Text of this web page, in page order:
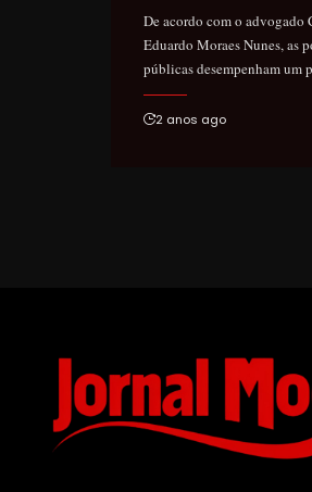
De acordo com o advogado
Eduardo Moraes Nunes, as
públicas desempenham um
2 anos ago